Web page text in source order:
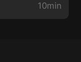
10min